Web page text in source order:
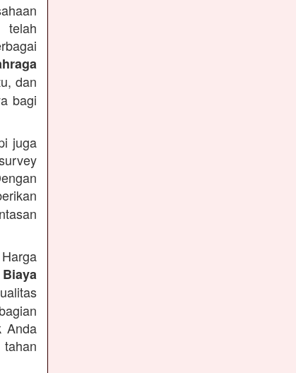
telah
dan
bagi
juga
Biaya
Anda